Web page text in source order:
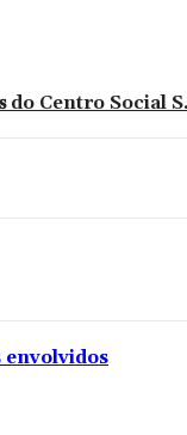
do Centro Social
envolvidos